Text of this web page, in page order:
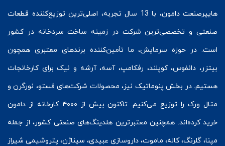
هایپرصنعت
دامون، با 13 سال تجربه، اصلی‌ترین توزیع‌کننده قطعات
صنعتی و تخصصی‌ترین شرکت در زمینه ساخت سردخانه در کشور
است. در حوزه سرمایش، ما تأمین‌کننده برندهای معتبری همچون
بیتزر، دانفوس،کوپلند، رفکامپ، آسه، آرشه و نیک برای کارخانجات
هستیم. در بخش پنوماتیک نیز، محصولات شرکت‌های فستو، نورگرن و
متال ورک
را توزیع می‌کنیم. تاکنون بیش از ۴۰۰۰ کارخانه از دامون
خرید کرده‌اند. همچنین معتبرترین هلدینگ‌های صنعتی کشور، از جمله
مپنا، گلرنگ، کاله، ماموت، داروسازی عبیدی، سیناژن، پتروشیمی شیراز